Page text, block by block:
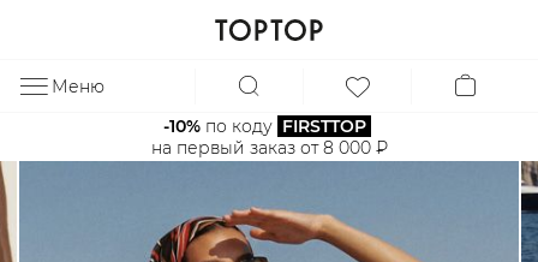
Меню
-10% по коду FIRSTTOP
на первый заказ от 8 000 ₽